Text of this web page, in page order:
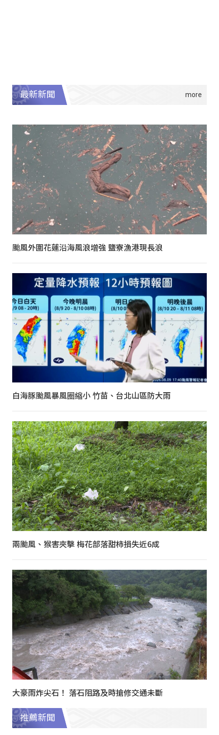
最新新聞
颱風外圍花蓮沿海風浪增強 鹽寮漁港現長浪
白海豚颱風暴風圈縮小 竹苗、台北山區防大雨
兩颱風、猴害夾擊 梅花部落甜柿損失近6成
大豪雨炸尖石！ 落石阻路及時搶修交通未斷
推薦新聞